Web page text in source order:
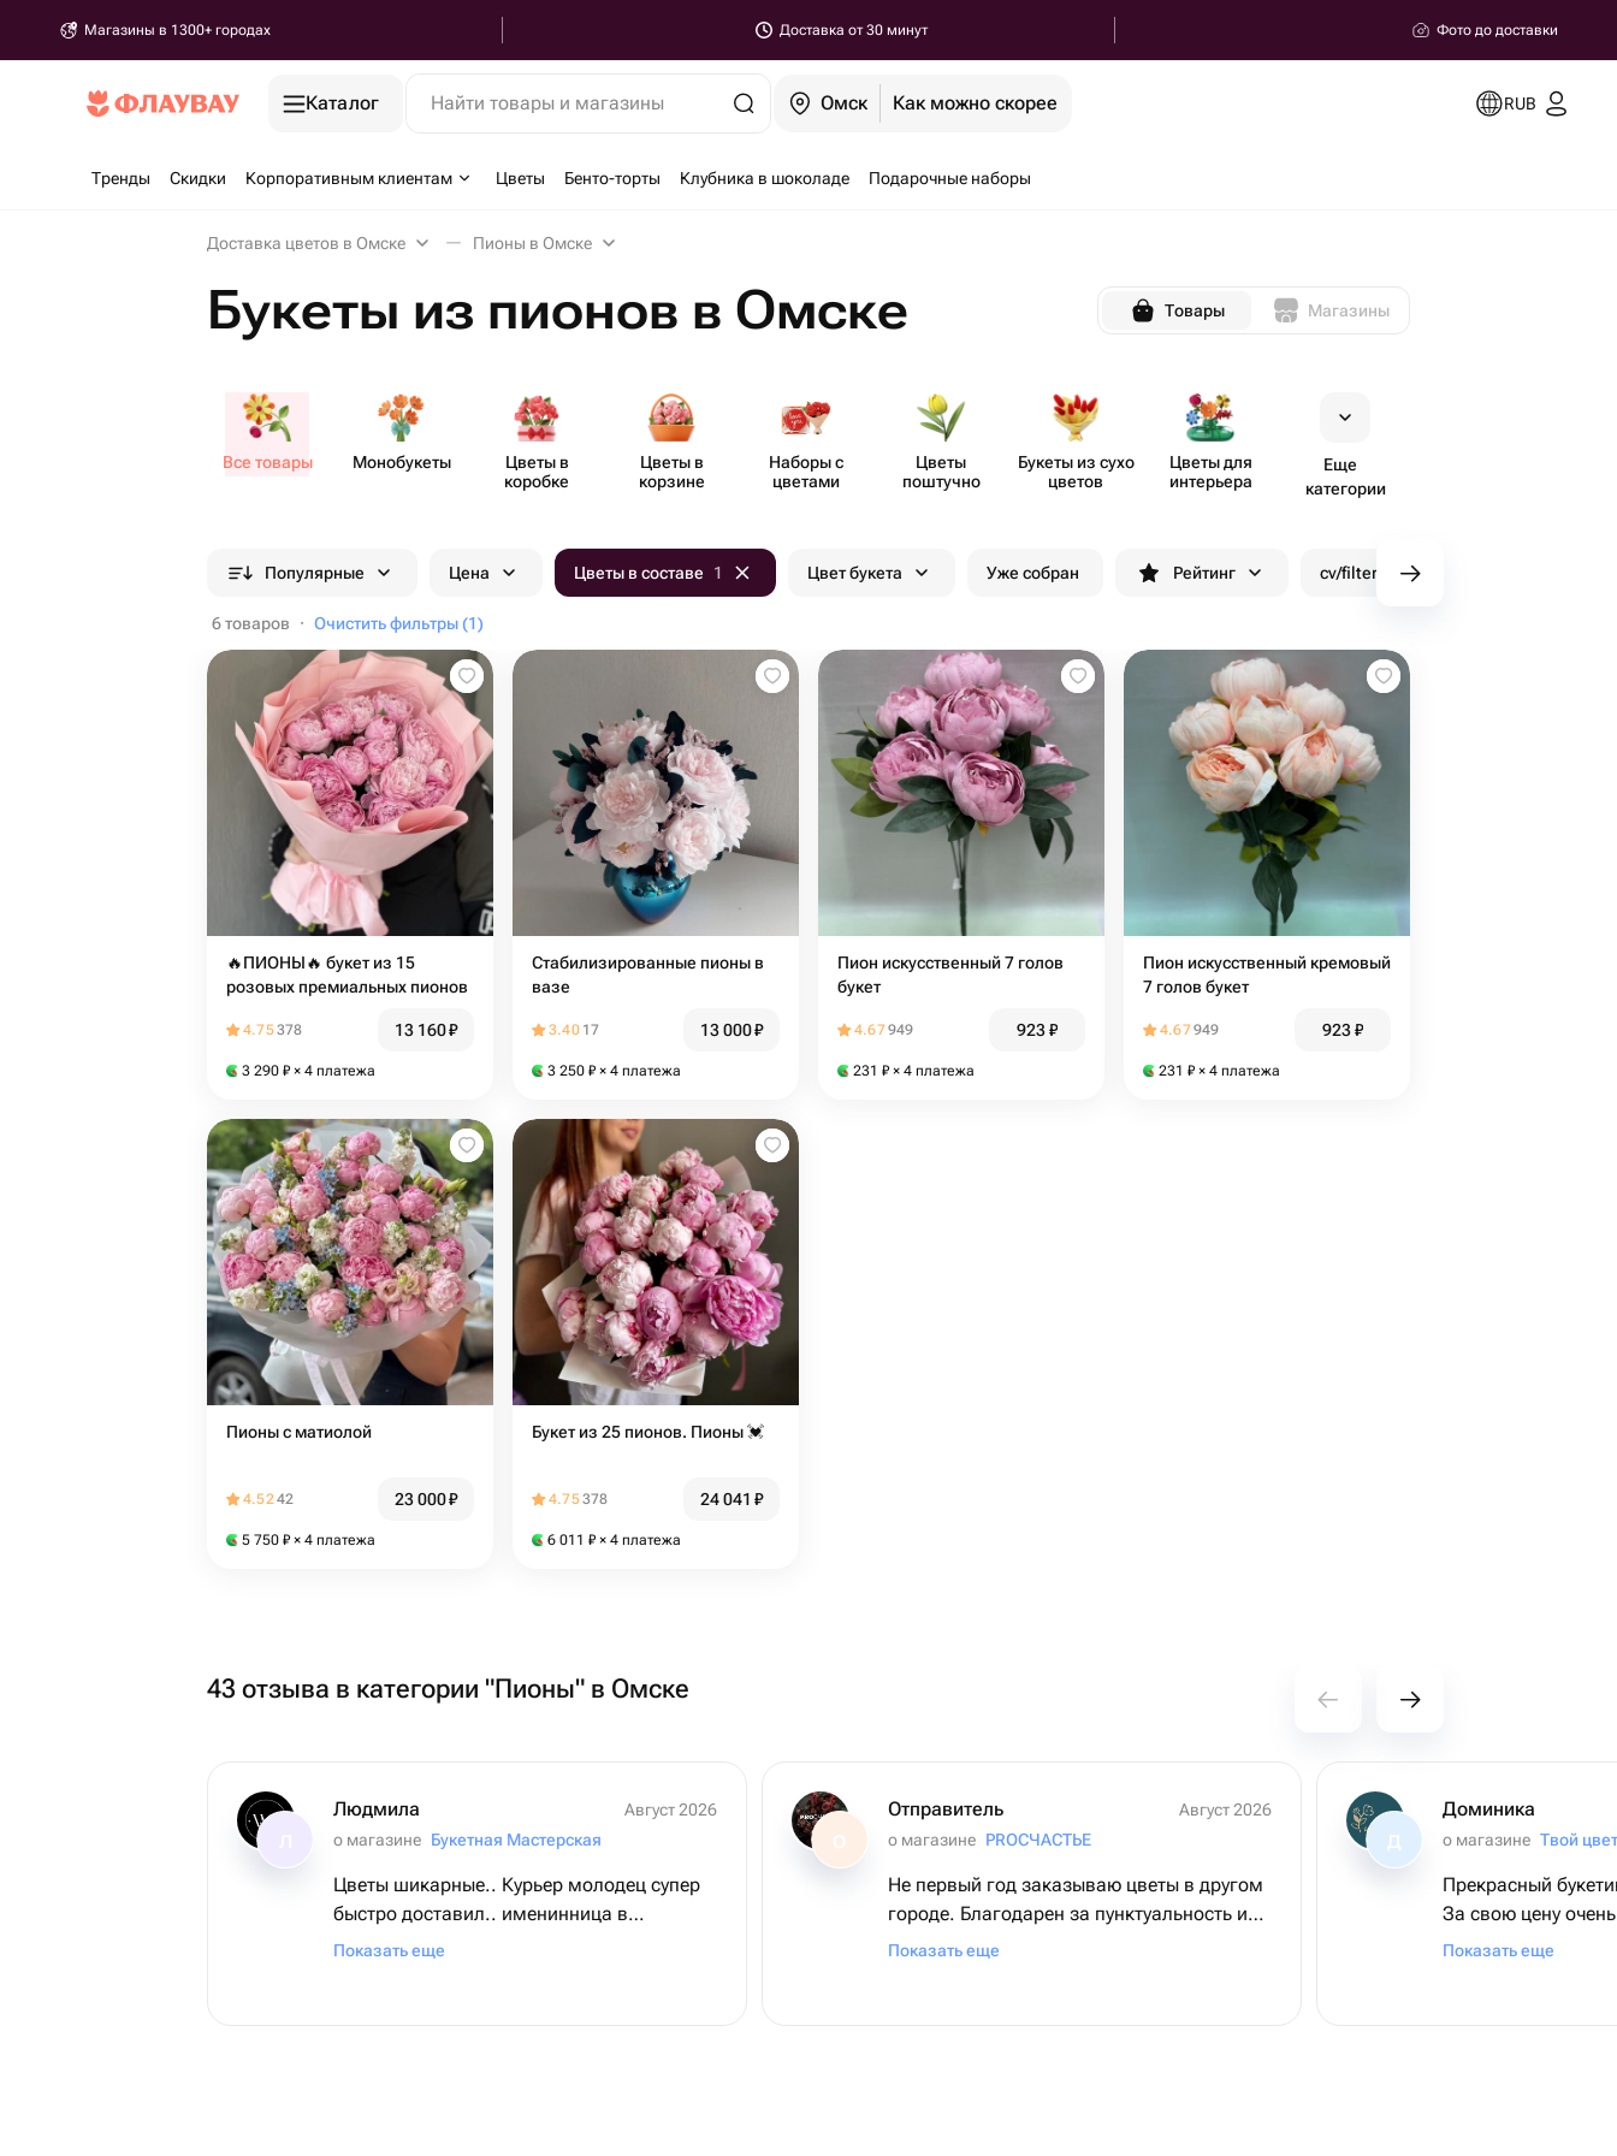
Магазины в 1300+ городах Доставка от 30 минут Фото до доставки
Каталог Найти товары и магазины Омск Как можно скорее RUB
Тренды Скидки Корпоративным клиентам Цветы Бенто-торты Клубника в шоколаде Подарочные наборы
Доставка цветов в Омске Пионы в Омске
Букеты из пионов в Омске Товары Магазины
Все товары Моно​букеты
Цветы в
коробке
Цветы в
корзине
Наборы с
цветами
Цветы
поштучно
Букеты из сухо​
цветов
Цветы для
интерьера
Еще
категории
Популярные Цена Цветы в составе 1 Цвет букета Уже собран Рейтинг cv/filters/name_fast_delivery
6 товаров · Очистить фильтры (1)
🔥ПИОНЫ🔥 букет из 15
розовых премиальных пионов
4.75378 13 160₽
3 290 ₽ × 4 платежа
Стабилизированные пионы в
вазе
3.40 17 13 000₽
3 250 ₽ × 4 платежа
Пион искусственный 7 голов
букет
4.67949 923₽
231 ₽ × 4 платежа
Пион искусственный кремовый
7 голов букет
4.67949 923₽
231 ₽ × 4 платежа
Пионы с матиолой
4.5242 23 000₽
5 750 ₽ × 4 платежа
Букет из 25 пионов. Пионы 💓
4.75378 24 041 ₽
6 011 ₽ × 4 платежа
43 отзыва в категории "Пионы" в Омске
Людмила
Август 2026
о магазине Букетная Мастерская
Цветы шикарные.. Курьер молодец супер
быстро доставил.. именинница в
восторге))) спасибо большое
Показать еще
О
Отправитель
Август 2026
о магазине PROСЧАСТЬЕ
Не первый год заказываю цветы в другом
городе. Благодарен за пунктуальность и
честность.
Показать еще
Д
Доминика
о магазине Твой
Прекрасный
За свою цену
понравился🥰
Показать еще